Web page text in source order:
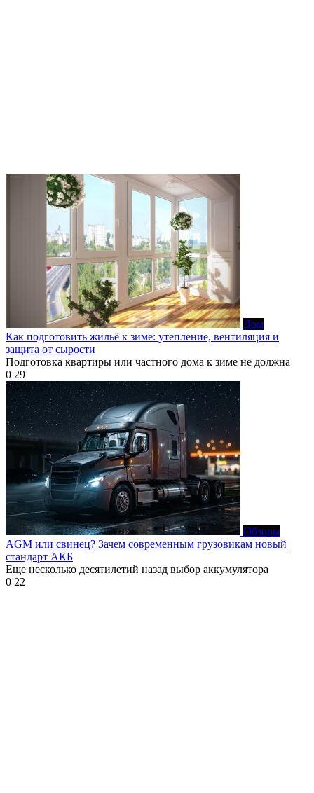
Дом
Как подготовить жильё к зиме: утепление, вентиляция и
защита от сырости
Подготовка квартиры или частного дома к зиме не должна
0 29
Обзоры
AGM или свинец? Зачем современным грузовикам новый
стандарт АКБ
Еще несколько десятилетий назад выбор аккумулятора
0 22